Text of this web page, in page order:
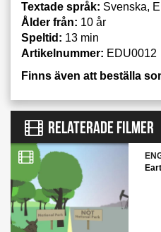
Textade språk: Svenska,
Ålder från: 10 år
Speltid: 13 min
Artikelnummer: EDU0012
Finns även att beställa
RELATERADE FILMER